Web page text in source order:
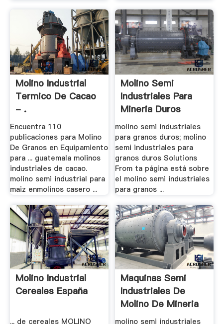
Molino Industrial
Termico De Cacao
- .
Encuentra 110
publicaciones para Molino
De Granos en Equipamiento
para ... guatemala molinos
industriales de cacao.
molino semi industrial para
maiz enmolinos casero ...
Molino Semi
Industriales Para
Mineria Duros
molino semi industriales
para granos duros; molino
semi industriales para
granos duros Solutions
From ta página está sobre
el molino semi industriales
para granos ...
Molino Industrial
Cereales España
... de cereales MOLINO
Maquinas Semi
Industriales De
Molino De Mineria
molino semi industriales